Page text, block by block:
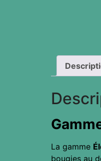
La gamme
bougies au